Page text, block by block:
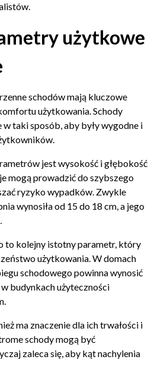
użytkowe
schodów mają kluczowe
użytkowania. Schody
taki sposób, aby były wygodne i
jest wysokość i głębokość
mogą prowadzić do szybszego
ryzyko wypadków. Zwykle
wynosiła od 15 do 18 cm, a jego
to kolejny istotny parametr, który
użytkowania. W domach
schodowego powinna wynosić
budynkach użyteczności
ma znaczenie dla ich trwałości i
schody mogą być
zaleca się, aby kąt nachylenia